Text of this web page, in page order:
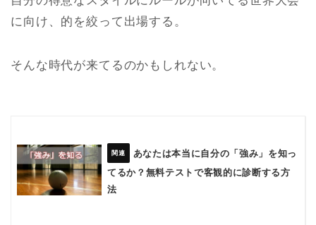
に向け、的を絞って出場する。
そんな時代が来てるのかもしれない。
あなたは本当に自分の「強み」を知っ
てるか？無料テストで客観的に診断する方
法